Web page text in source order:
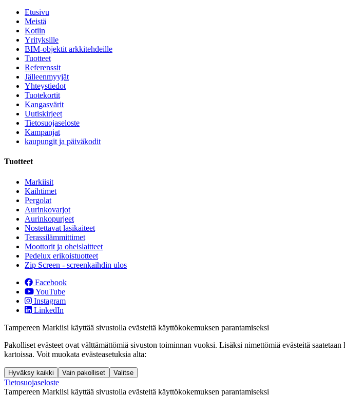
Etusivu
Meistä
Kotiin
Yrityksille
BIM-objektit arkkitehdeille
Tuotteet
Referenssit
Jälleenmyyjät
Yhteystiedot
Tuotekortit
Kangasvärit
Uutiskirjeet
Tietosuojaseloste
Kampanjat
kaupungit ja päiväkodit
Tuotteet
Markiisit
Kaihtimet
Pergolat
Aurinkovarjot
Aurinkopurjeet
Nostettavat lasikaiteet
Terassilämmittimet
Moottorit ja oheislaitteet
Pedelux erikoistuotteet
Zip Screen - screenkaihdin ulos
Facebook
YouTube
Instagram
LinkedIn
Tampereen Markiisi käyttää sivustolla evästeitä käyttökokemuksen parantamiseksi
Pakolliset evästeet ovat välttämättömiä sivuston toiminnan vuoksi. Lisäksi nimettömiä evästeitä
kartoissa. Voit muokata evästeasetuksia alta:
Hyväksy kaikki Vain pakolliset Valitse
Tietosuojaseloste
Tampereen Markiisi käyttää sivustolla evästeitä käyttökokemuksen parantamiseksi